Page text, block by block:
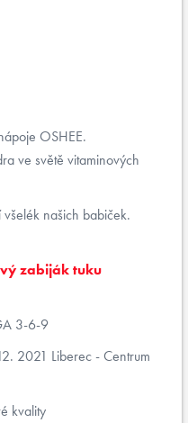
OSHEE.
ve světě vitaminových
našich babiček.
zabiják tuku
3-6-9
2021 Liberec - Centrum
kvality